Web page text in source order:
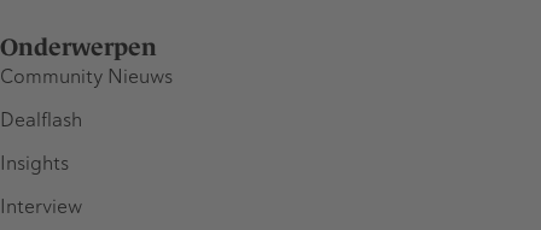
Onderwerpen
Community Nieuws
Dealflash
Insights
Interview